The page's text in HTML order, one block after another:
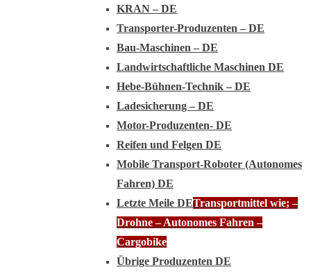
KRAN – DE
Transporter-Produzenten – DE
Bau-Maschinen – DE
Landwirtschaftliche Maschinen DE
Hebe-Bühnen-Technik – DE
Ladesicherung – DE
Motor-Produzenten- DE
Reifen und Felgen DE
Mobile Transport-Roboter (Autonomes
Fahren) DE
Letzte Meile DETransportmittel wie; –
Drohne – Autonomes Fahren –
Cargobike
Übrige Produzenten DE